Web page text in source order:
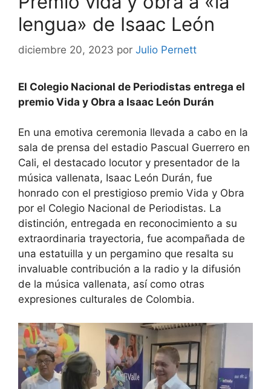
lengua» de Isaac León
diciembre 20, 2023 por Julio Pernett
El Colegio Nacional de Periodistas entrega el
premio Vida y Obra a Isaac León Durán
En una emotiva ceremonia llevada a cabo en la
sala de prensa del estadio Pascual Guerrero en
Cali, el destacado locutor y presentador de la
música vallenata, Isaac León Durán, fue
honrado con el prestigioso premio Vida y Obra
por el Colegio Nacional de Periodistas. La
distinción, entregada en reconocimiento a su
extraordinaria trayectoria, fue acompañada de
una estatuilla y un pergamino que resalta su
invaluable contribución a la radio y la difusión
de la música vallenata, así como otras
expresiones culturales de Colombia.